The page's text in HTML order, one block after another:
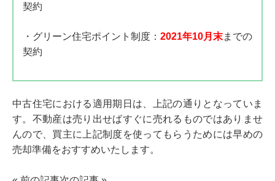
契約
・グリーン住宅ポイント制度： 2021年10月末までの
契約
中古住宅における適用期日は、上記の通りとなっていま
す。不動産は売り出せばすぐに売れるものではありませ
んので、買主に上記制度を使ってもらうためには早めの
売却準備をおすすめいたします。